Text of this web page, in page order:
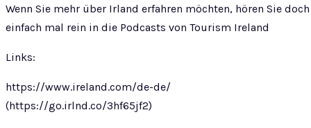
Wenn Sie mehr über Irland erfahren möchten, hören Sie doch
einfach mal rein in die Podcasts von Tourism Ireland
Links:
https://www.ireland.com/de-de/
(https://go.irlnd.co/3hf65jf2)